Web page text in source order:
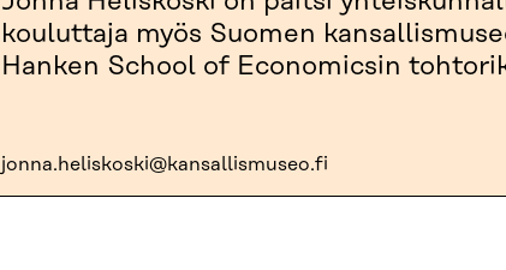
kouluttaja myös Suomen
Hanken School of Economicsin
jonna.heliskoski@kansallismuseo.fi